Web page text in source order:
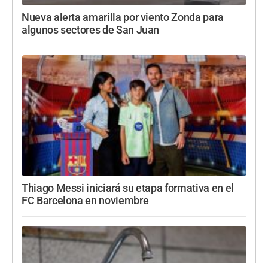
Nueva alerta amarilla por viento Zonda para
algunos sectores de San Juan
Thiago Messi iniciará su etapa formativa en el
FC Barcelona en noviembre